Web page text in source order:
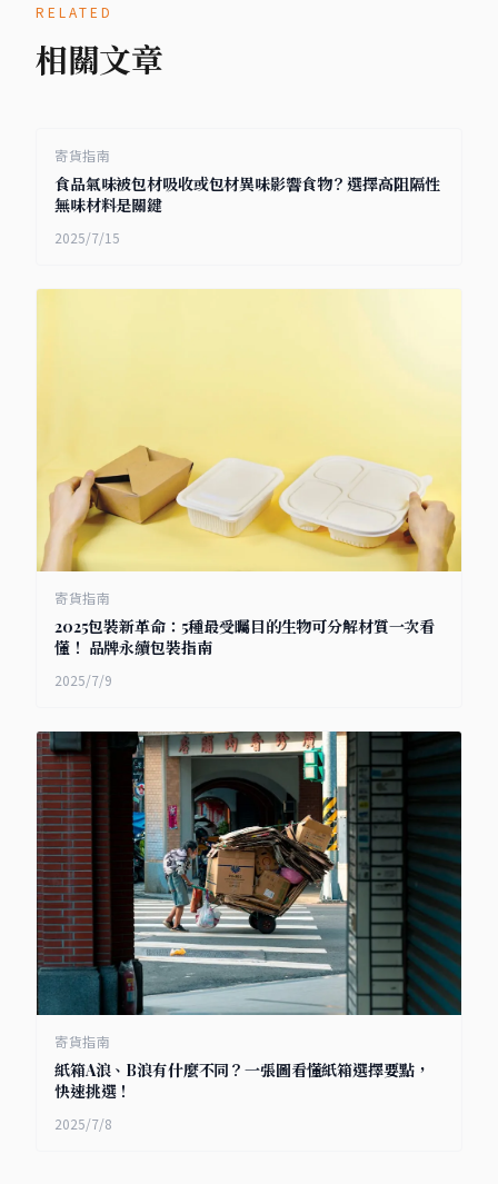
RELATED
相關文章
寄貨指南
食品氣味被包材吸收或包材異味影響食物？選擇高阻隔性
無味材料是關鍵
2025/7/15
寄貨指南
2025包裝新革命：5種最受矚目的生物可分解材質一次看
懂！ 品牌永續包裝指南
2025/7/9
寄貨指南
紙箱A浪、B浪有什麼不同？一張圖看懂紙箱選擇要點，
快速挑選！
2025/7/8